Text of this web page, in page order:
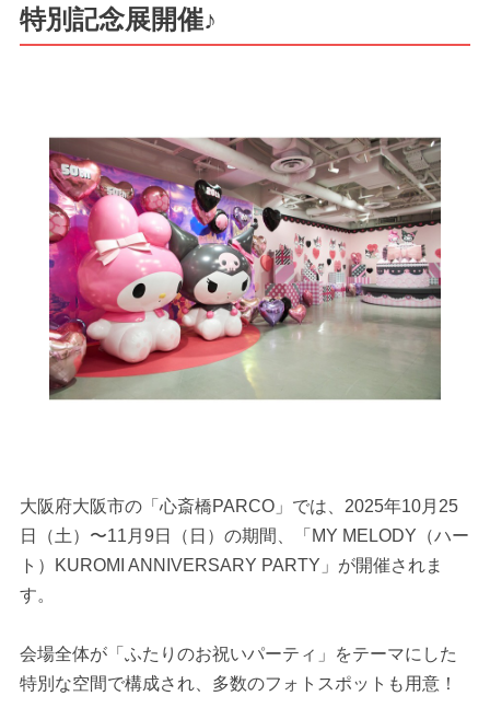
特別記念展開催♪
大阪府大阪市の「心斎橋PARCO」では、2025年10月25
日（土）〜11月9日（日）の期間、「MY MELODY（ハー
ト）KUROMI ANNIVERSARY PARTY」が開催されま
す。
会場全体が「ふたりのお祝いパーティ」をテーマにした
特別な空間で構成され、多数のフォトスポットも用意！